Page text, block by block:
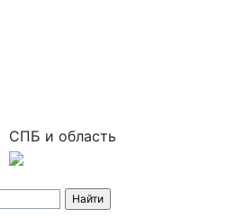
СПБ и область